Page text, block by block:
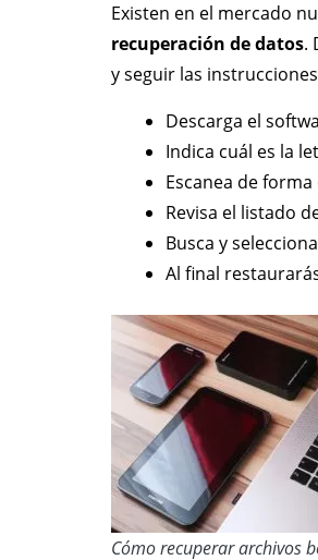
Existen en el mercado
recuperación de datos.
y seguir las
Descarga el
Indica cuál es la
Escanea de
Revisa el listado
Busca y
Al final
Cómo recuperar archivos